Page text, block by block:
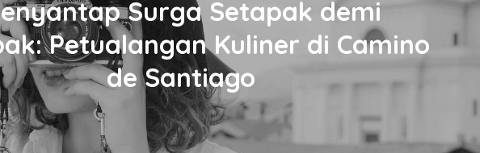
Surga Setapak demi
Petualangan Kuliner di Camino
de Santiago